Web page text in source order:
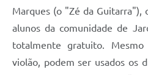
Marques (o "Zé da Guitarra"),
alunos da comunidade de
totalmente gratuito.
violão, podem ser usados os